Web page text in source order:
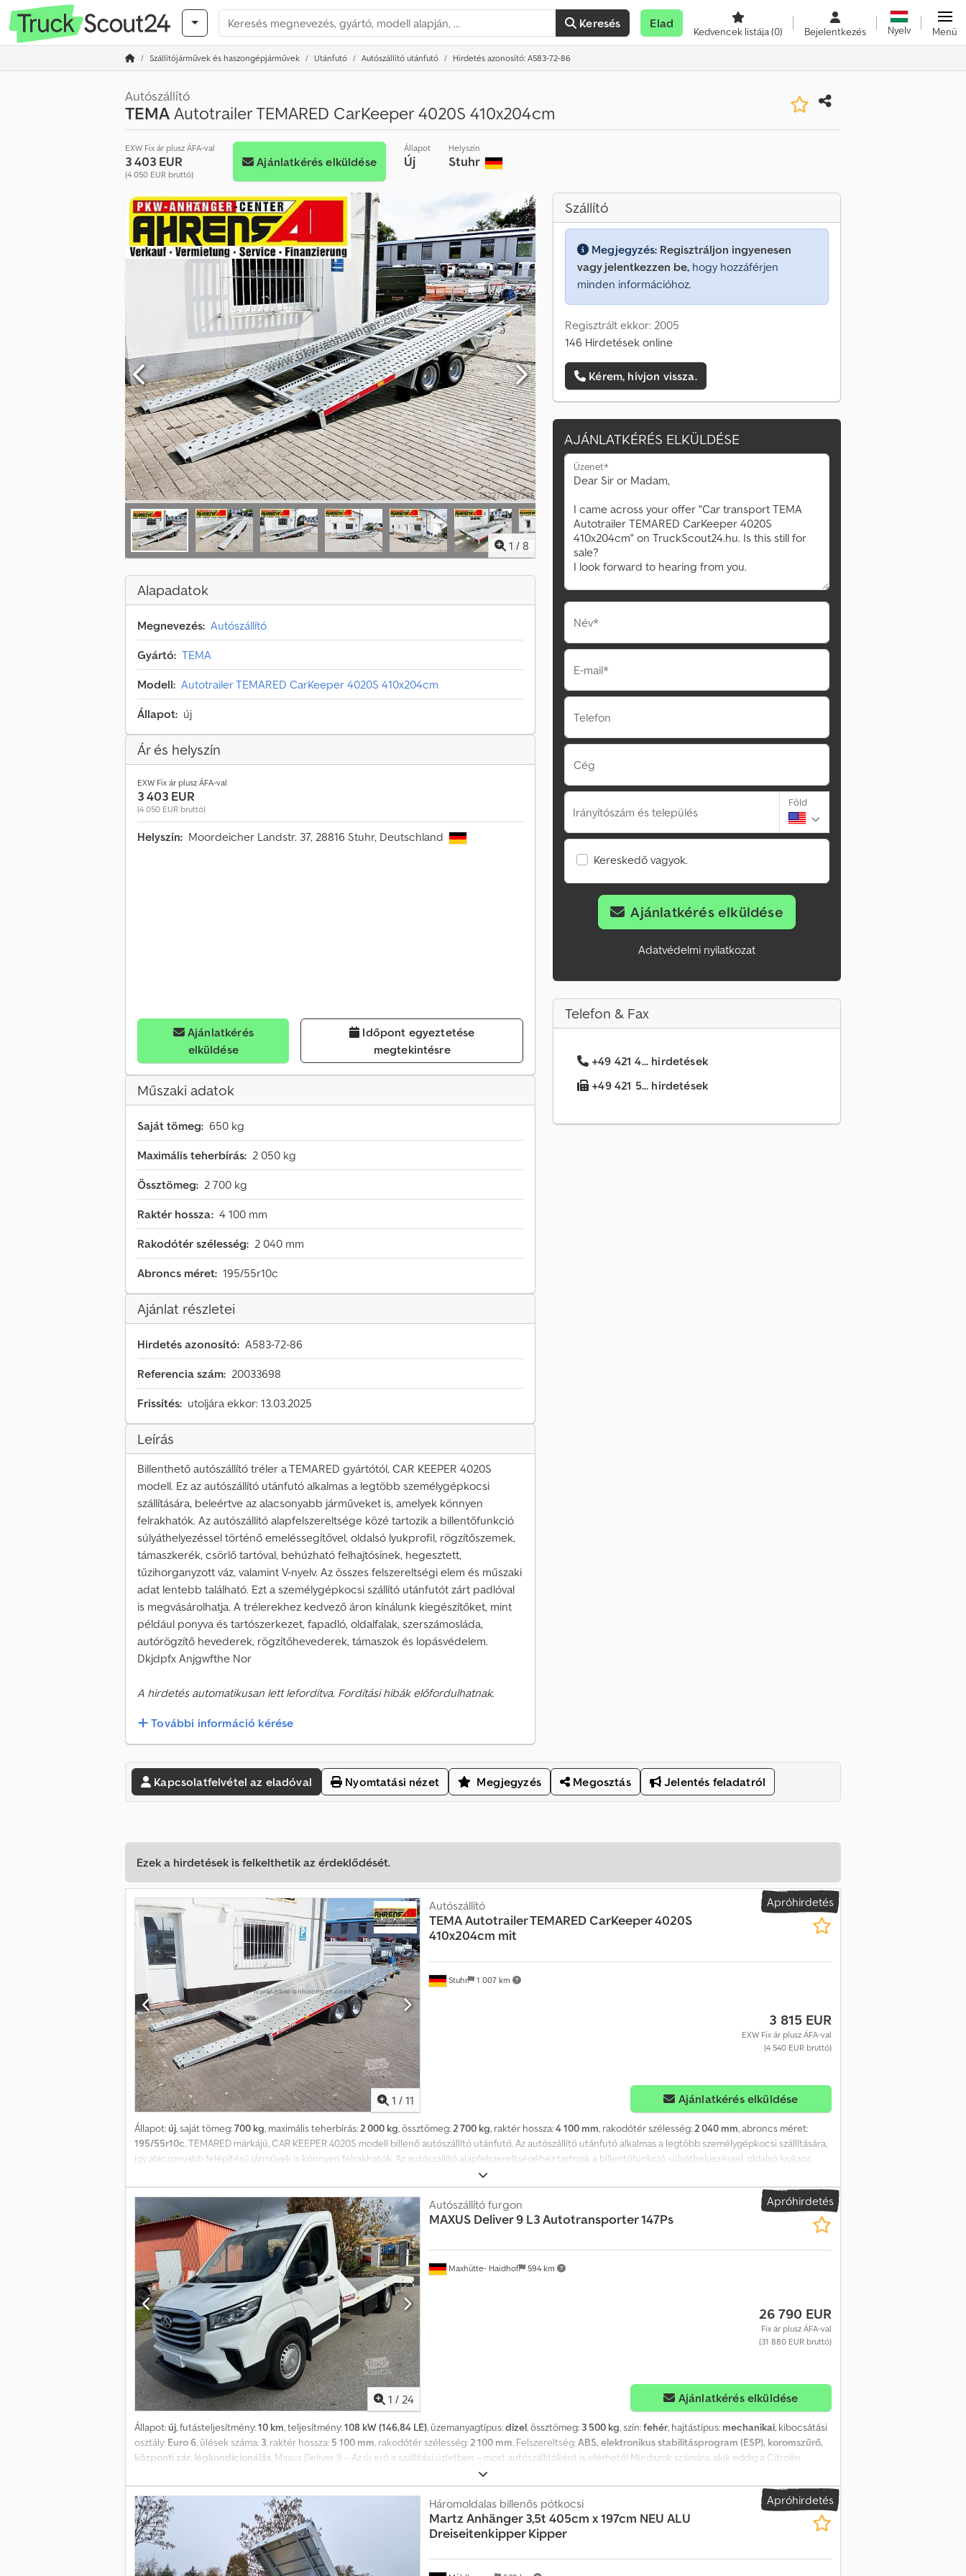
Keresés Elad
Kedvencek listája(0) Bejelentkezés Nyelv Menü
Szállítójárművek és haszongépjárművek Utánfutó Autószállító utánfutó Hirdetés azonosító: A583-72-86
Autószállító
TEMAAutotrailer TEMARED CarKeeper 4020S 410x204cm
EXW Fix ár plusz ÁFA-val
3 403 EUR
(4 050 EUR bruttó)
Ajánlatkérés elküldése
Állapot
Új
Helyszín
Stuhr
1 / 8
Alapadatok
Megnevezés: Autószállító
Gyártó: TEMA
Modell: Autotrailer TEMARED CarKeeper 4020S 410x204cm
Állapot: új
Ár és helyszín
EXW Fix ár plusz ÁFA-val
3 403 EUR
(4 050 EUR bruttó)
Helyszín: Moordeicher Landstr. 37, 28816 Stuhr, Deutschland
Ajánlatkérés
elküldése
megtekintésre
Műszaki adatok
Saját tömeg: 650 kg
Maximális teherbírás: 2 050 kg
Össztömeg: 2 700 kg
Raktér hossza: 4 100 mm
Rakodótér szélesség: 2 040 mm
Abroncs méret: 195/55r10c
Ajánlat részletei
Hirdetés azonosító: A583-72-86
Referencia szám: 20033698
Frissítés: utoljára ekkor: 13.03.2025
Leírás
Billenthető autószállító tréler a TEMARED gyártótól, CAR KEEPER 4020S
modell. Ez az autószállító utánfutó alkalmas a legtöbb személygépkocsi
szállítására, beleértve az alacsonyabb járműveket is, amelyek könnyen
felrakhatók. Az autószállító alapfelszereltsége közé tartozik a billentőfunkció
súlyáthelyezéssel történő emeléssegítővel, oldalsó lyukprofil, rögzítőszemek,
támaszkerék, csörlő tartóval, behúzható felhajtósínek, hegesztett,
tűzihorganyzott váz, valamint V-nyelv. Az összes felszereltségi elem és műszaki
adat lentebb található. Ezt a személygépkocsi szállító utánfutót zárt padlóval
is megvásárolhatja. A trélerekhez kedvező áron kínálunk kiegészítőket, mint
például ponyva és tartószerkezet, fapadló, oldalfalak, szerszámosláda,
autórögzítő hevederek, rögzítőhevederek, támaszok és lopásvédelem.
Dkjdpfx Anjgwfthe Nor
A hirdetés automatikusan lett lefordítva. Fordítási hibák előfordulhatnak.
További információ kérése
Szállító
Megjegyzés: Regisztráljon ingyenesen
vagy jelentkezzen be, hogy hozzáférjen
minden információhoz.
Regisztrált ekkor: 2005
146 Hirdetések online
Kérem, hívjon vissza.
AJÁNLATKÉRÉS ELKÜLDÉSE
Üzenet*
Név*
E-mail*
Telefon
Cég
Irányítószám és település
Föld
Kereskedő vagyok.
Ajánlatkérés elküldése
Adatvédelmi nyilatkozat
Telefon & Fax
+49 421 4... hirdetések
+49 421 5... hirdetések
Kapcsolatfelvétel az eladóval Nyomtatási nézet Megjegyzés Megosztás Jelentés feladatról
Ezek a hirdetések is felkelthetik az érdeklődését.
Apróhirdetés
1 / 11
Stuhr 1 007 km
Autószállító
TEMAAutotrailer TEMARED CarKeeper 4020S
410x204cm mit
3 815 EUR
EXW Fix ár plusz ÁFA-val
(4 540 EUR bruttó)
Ajánlatkérés elküldése
Állapot:új, saját tömeg:700 kg, maximális teherbírás:2 000 kg, össztömeg:2 700 kg, raktér hossza:4 100 mm, rakodótér szélesség:2 040 mm, abroncs méret:
195/55r10c, TEMARED márkájú, CAR KEEPER 4020S modell billenő autószállító utánfutó. Az autószállító utánfutó alkalmas a legtöbb személygépkocsi szállítására,
így alacsonyabb felépítésű járművek is könnyen felrakhatók. Az autószállító alapfelszereltségéhez tartozik a billentőfunkció súlyáthelyezéssel, oldalsó lyuksor,
középen alumínium padló, rögzítőszemek, támaszkerék, csörlő tartóval, behúzható rámpák, hegesztett, tűzihorganyzott váz, valamint V alakú vonórúd. Kiegészítők,
mint például szerszámosláda, autórögzítő hevederek, rögzítőpántok, támaszok és lopásgátlók kedvező áron elérhetők kínálatunkban. --- Minden kedvező
ajánlatunk honlapunkon is megtalálható. Országos szállítás Németországban (szigetek kivételével) lehetséges! Kérje árajánlatunkat. --- PKW-Anhänger-Center
Ahrens Moordeicher Landstraße 37 28816 Stuhr Bremen mellett Tel: 0 Fax: Dkedpfoh N T T Tox An Njr Átvehető: hétfőtől péntekig – óra között Szombaton nincs
átvételi lehetőség!
Apróhirdetés
1 / 24
Maxhütte- Haidhof 594 km
Autószállító furgon
MAXUS Deliver 9 L3 Autotransporter 147Ps
26 790 EUR
Fix ár plusz ÁFA-val
(31 880 EUR bruttó)
Ajánlatkérés elküldése
Állapot:új, futásteljesítmény:10 km, teljesítmény:108 kW (146,84 LE), üzemanyagtípus:dízel, össztömeg: 3 500 kg, szín:fehér, hajtástípus: mechanikai, kibocsátási
osztály: Euro 6, ülések száma: 3, raktér hossza: 5 100 mm, rakodótér szélesség:2 100 mm, Felszereltség:ABS, elektronikus stabilitásprogram (ESP), koromszűrő,
központi zár, légkondicionálás, Maxus Deliver 9 – Az új erő a szállítási üzletben – most autószállítóként is elérhető! Mindazok számára, akik eddig a Citroën
Jumper, Peugeot Boxer vagy Opel Movano modellekre támaszkodtak, most egy új, nagy teljesítményű alternatíva áll rendelkezésre: a Maxus Deliver 9, amely
robusztus, hatékony és sokoldalúan használható. Modern, 2,0 literes dízelmotorjával (108 kW / 147 LE) a Deliver 9 ideális feltételeket kínál a kereskedelmi célú
felhasználáshoz, és most autószállító változatban is elérhető. Miért a Maxus Deliver 9? * Erős hajtáslánc: A 108 kW-os HDI motor tökéletesen alkalmas nehéz
terhek és nagy felépítmények szállítására. * Most autószállítóként is elérhető: Ideális járműszállításra vagy a mentőszolgálatban való használatra. * Kiváló ár-érték
arány: Több felszereltség, modern technológia és magas minőség vonzó áron. * Gazdaságos üzemeltetés: A hosszú karbantartási intervallumok és az alacsony
fogyasztás csökkenti az üzemeltetési költségeket. * Kiterjedt biztonsági és kényelmi felszereltség: beleértve az ESP-t, a vészfék-asszisztenst, a tolatókamerát, az
infotainment rendszert és még sok más. A Maxus Deliver 9 autószállítóként egy új, meggyőző megoldást kínál a szakemberek számára, akik a teljesítményre, a
Apróhirdetés
Háromoldalas billenős pótkocsi
Martz Anhänger 3,5t 405cm x 197cm NEU ALU
Dreiseitenkipper Kipper